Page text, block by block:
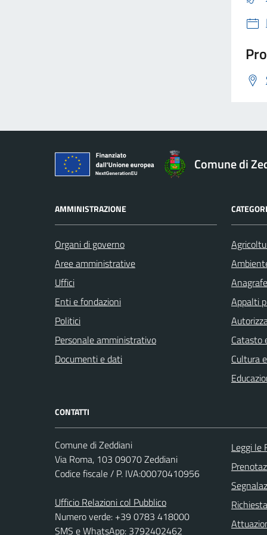
Comune di
AMMINISTRAZIONE
Organi di governo
Aree amministrative
Uffici
Enti e fondazioni
Politici
Personale amministrativo
Documenti e dati
Appalti
Catasto
Cultura
CONTATTI
Comune di Zeddiani
Via Roma, 103 09070 Zeddiani
Codice fiscale / P. IVA:00070410956
Ufficio Relazioni col Pubblico
Numero verde: +39 0783 418000
SMS e WhatsApp: 3792402462
Leggi le